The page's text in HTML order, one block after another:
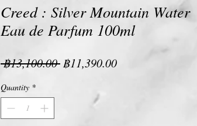
Creed : Silver Mountain Water
Eau de Parfum 100ml
฿13,100.00 Regular
฿11,390.00Sale
Quantity *